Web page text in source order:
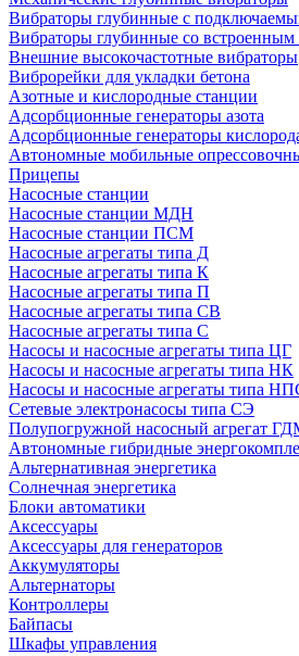
Вибраторы глубинные с
Вибраторы глубинные со встроенным
Внешние высокочастотные вибраторы
Виброрейки для укладки бетона
Азотные и кислородные станции
Адсорбционные генераторы азота
Адсорбционные генераторы
Автономные мобильные
Прицепы
Насосные станции
Насосные станции МДН
Насосные станции ПСМ
Насосные агрегаты типа Д
Насосные агрегаты типа К
Насосные агрегаты типа П
Насосные агрегаты типа СВ
Насосные агрегаты типа С
Насосы и насосные агрегаты типа ЦГ
Насосы и насосные агрегаты типа НК
Насосы и насосные агрегаты типа
Сетевые электронасосы типа СЭ
Полупогружной насосный агрегат
Автономные гибридные
Альтернативная энергетика
Солнечная энергетика
Блоки автоматики
Аксессуары
Аксессуары для генераторов
Аккумуляторы
Альтернаторы
Контроллеры
Байпасы
Шкафы управления